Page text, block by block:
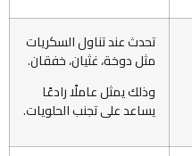
تحدث عند تناول السكريات
مثل دوخة، غثيان، خفقان.
وذلك يمثل عاملًا رادعًا
يساعد على تجنب الحلويات.